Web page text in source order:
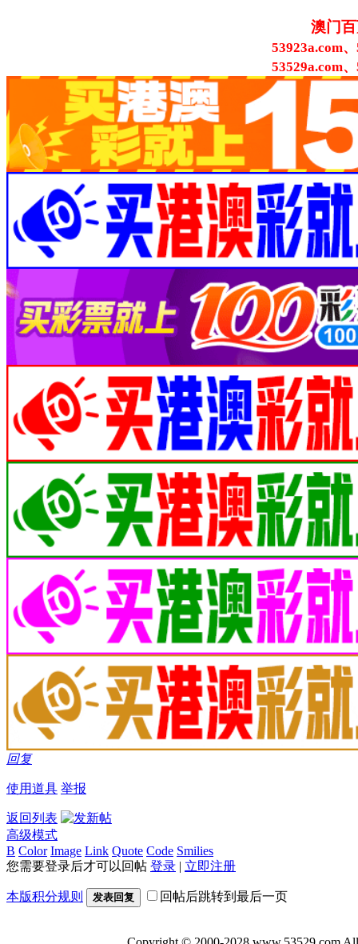
澳门
53923a.com
53529a.com
回复
使用道具 举报
返回列表
高级模式
B Color Image Link Quote Code Smilies
您需要登录后才可以回帖 登录 | 立即注册
本版积分规则 发表回复 回帖后跳转到最后一页